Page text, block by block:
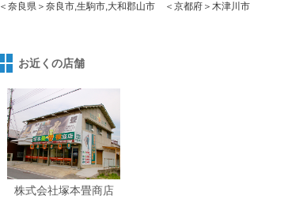
＜奈良県＞奈良市,生駒市,大和郡山市 ＜京都府＞木津川市
お近くの店舗
株式会社塚本畳商店